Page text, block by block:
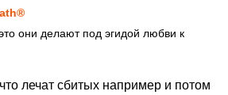
они делают под эгидой любви к
лечат сбитых например и потом